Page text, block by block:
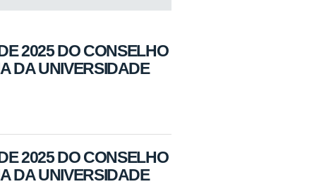
2025 DO CONSELHO
DA UNIVERSIDADE
2025 DO CONSELHO
DA UNIVERSIDADE